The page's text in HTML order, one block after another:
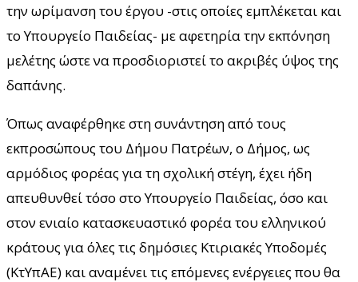
την ωρίμανση του έργου -στις οποίες εμπλέκεται και
το Υπουργείο Παιδείας- με αφετηρία την εκπόνηση
μελέτης ώστε να προσδιοριστεί το ακριβές ύψος της
δαπάνης.
Όπως αναφέρθηκε στη συνάντηση από τους
εκπροσώπους του Δήμου Πατρέων, ο Δήμος, ως
αρμόδιος φορέας για τη σχολική στέγη, έχει ήδη
απευθυνθεί τόσο στο Υπουργείο Παιδείας, όσο και
στον ενιαίο κατασκευαστικό φορέα του ελληνικού
κράτους για όλες τις δημόσιες Κτιριακές Υποδομές
(ΚτΥπΑΕ) και αναμένει τις επόμενες ενέργειες που θα